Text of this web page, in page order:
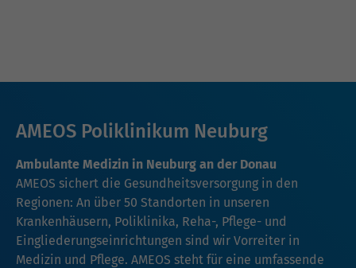
AMEOS Poliklinikum Neuburg
Ambulante Medizin in Neuburg an der Donau
AMEOS sichert die Gesundheitsversorgung in den
Regionen: An über 50 Standorten in unseren
Krankenhäusern, Poliklinika, Reha-, Pflege- und
Eingliederungseinrichtungen sind wir Vorreiter in
Medizin und Pflege. AMEOS steht für eine umfassende